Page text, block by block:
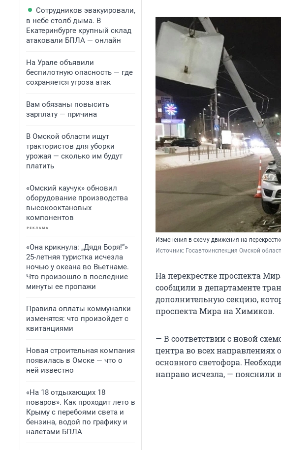
Сотрудников эвакуировали,
в небе столб дыма. В
Екатеринбурге крупный склад
атаковали БПЛА — онлайн
На Урале объявили
беспилотную опасность — где
сохраняется угроза атак
Вам обязаны повысить
зарплату — причина
В Омской области ищут
трактористов для уборки
урожая — сколько им будут
платить
«Омский каучук» обновил
оборудование производства
высокооктановых
компонентов
«Она крикнула: „Дядя Боря!“»
25-летняя туристка исчезла
ночью у океана во Вьетнаме.
Что произошло в последние
минуты ее пропажи
Правила оплаты коммуналки
изменятся: что произойдет с
квитанциями
Новая строительная компания
появилась в Омске — что о
ней известно
«На 18 отдыхающих 18
поваров». Как проходит лето в
Крыму с перебоями света и
бензина, водой по графику и
налетами БПЛА
Изменения в схему движения на
Источник: Госавтоинспекция Омской
На перекрестке проспекта
сообщили в департаменте
дополнительную секцию,
проспекта Мира на Химиков.
— В соответствии с новой
центра во всех направлениях
основного светофора.
направо исчезла, — пояснили